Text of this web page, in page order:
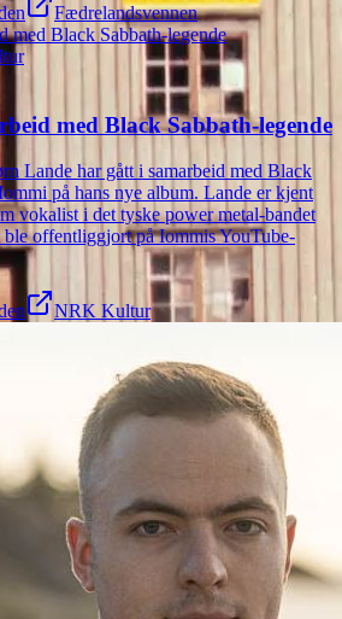
Fædrelandsvennen
med Black Sabbath-legende
Lande har gått i samarbeid med Black
på hans nye album. Lande er kjent
vokalist i det tyske power metal-bandet
ble offentliggjort på Iommis YouTube-
NRK Kultur